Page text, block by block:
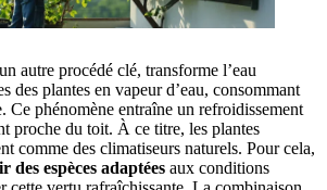
autre procédé clé, transforme l’eau
des plantes en vapeur d’eau, consommant
Ce phénomène entraîne un refroidissement
proche du toit. À ce titre, les plantes
comme des climatiseurs naturels. Pour cela,
des espèces adaptées aux conditions